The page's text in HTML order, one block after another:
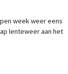
week weer eens
lenteweer aan het